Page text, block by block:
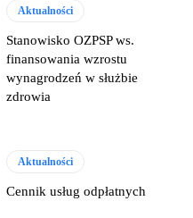
Aktualności
Stanowisko OZPSP ws.
finansowania wzrostu
wynagrodzeń w służbie
zdrowia
Aktualności
Cennik usług odpłatnych